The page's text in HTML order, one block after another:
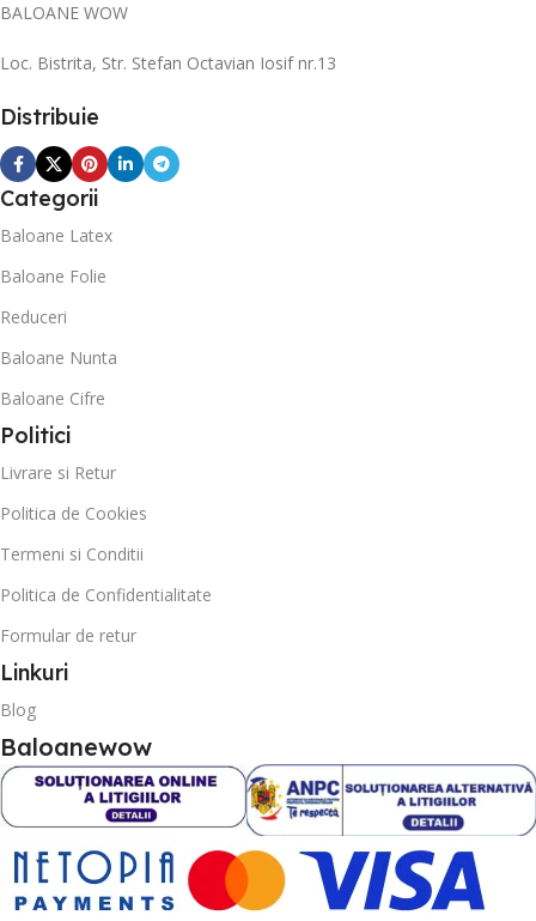
BALOANE WOW
Loc. Bistrita, Str. Stefan Octavian Iosif nr.13
Distribuie
Categorii
Baloane Latex
Baloane Folie
Reduceri
Baloane Nunta
Baloane Cifre
Politici
Livrare si Retur
Politica de Cookies
Termeni si Conditii
Politica de Confidentialitate
Formular de retur
Linkuri
Blog
Baloanewow